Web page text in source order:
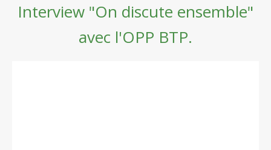
Interview "On discute ensemble"
avec l'OPP BTP.